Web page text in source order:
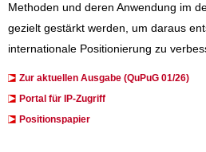
Methoden und deren Anwendung im
gezielt gestärkt werden, um daraus
internationale Positionierung zu
Zur aktuellen Ausgabe (QuPuG 01/26)
​​​Portal für IP-Zugriff
Positionspapier